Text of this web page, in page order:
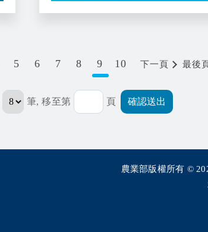
5 6 7 8 9 10 下一頁 最後
筆, 移至第 頁
農業部版權所有 ©